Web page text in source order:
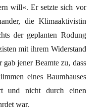
will«. Er setzte sich vor
die Klimaaktivistin
der geplanten Rodung
mit ihrem Widerstand
gab jener Beamte zu, dass
eines Baumhauses
und nicht durch einen
war.